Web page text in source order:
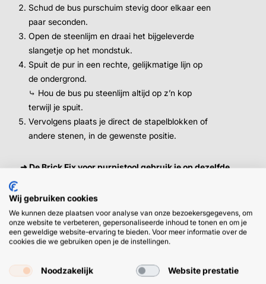
Schud de bus purschuim stevig door elkaar een
paar seconden.
Open de steenlijm en draai het bijgeleverde
slangetje op het mondstuk.
Spuit de pur in een rechte, gelijkmatige lijn op
de ondergrond.
⤷ Hou de bus pu steenlijm altijd op z’n kop
terwijl je spuit.
Vervolgens plaats je direct de stapelblokken of
andere stenen, in de gewenste positie.
➜De Brick Fix voor purpistool gebruik je op dezelfde
pistool.
Wij gebruiken cookies
We kunnen deze plaatsen voor analyse van onze bezoekersgegevens, om
onze website te verbeteren, gepersonaliseerde inhoud te tonen en om je
een geweldige website-ervaring te bieden. Voor meer informatie over de
cookies die we gebruiken open je de instellingen.
Noodzakelijk Website prestatie